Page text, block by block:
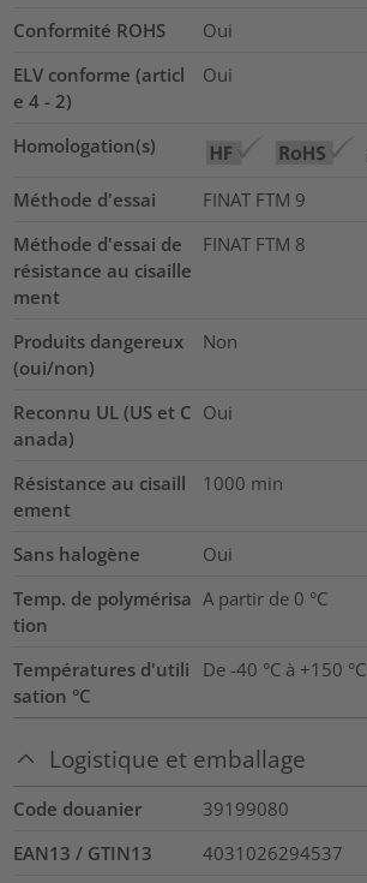
Conformité ROHS
Oui
ELV conforme (articl
e 4 - 2)
Oui
Homologation(s)
Méthode d'essai
FINAT FTM 9
Méthode d'essai de
résistance au cisaille
ment
FINAT FTM 8
Produits dangereux
(oui/non)
Non
Reconnu UL (US et C
anada)
Oui
Résistance au cisaill
ement
1000 min
Sans halogène
Oui
Temp. de polymérisa
tion
A partir de 0 °C
Températures d'utili
sation °C
De -40 °C à +150 °C
Logistique et emballage
Code douanier
39199080
EAN13 / GTIN13
4031026294537